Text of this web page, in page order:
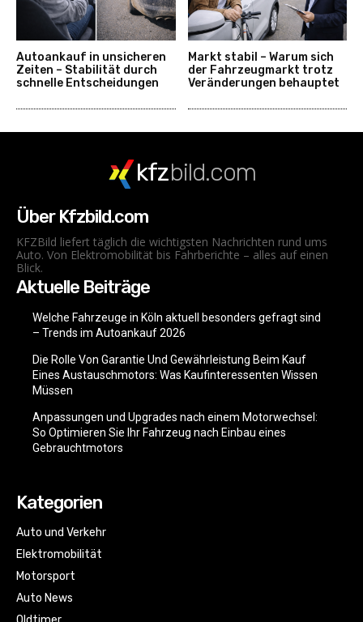
Autoankauf in unsicheren
Zeiten – Stabilität durch
schnelle Entscheidungen
Markt stabil – Warum sich
der Fahrzeugmarkt trotz
Veränderungen behauptet
kfzbild.com
Über Kfzbild.com
KFZBild liefert täglich die wichtigsten Nachrichten rund ums
Auto. Von Elektromobilität bis Fahrberichte – alles auf einen
Blick.
Aktuelle Beiträge
Welche Fahrzeuge in Köln aktuell besonders gefragt sind
– Trends im Autoankauf 2026
Die Rolle Von Garantie Und Gewährleistung Beim Kauf
Eines Austauschmotors: Was Kaufinteressenten Wissen
Müssen
Anpassungen und Upgrades nach einem Motorwechsel:
So Optimieren Sie Ihr Fahrzeug nach Einbau eines
Gebrauchtmotors
Kategorien
Auto und Verkehr
Elektromobilität
Motorsport
Auto News